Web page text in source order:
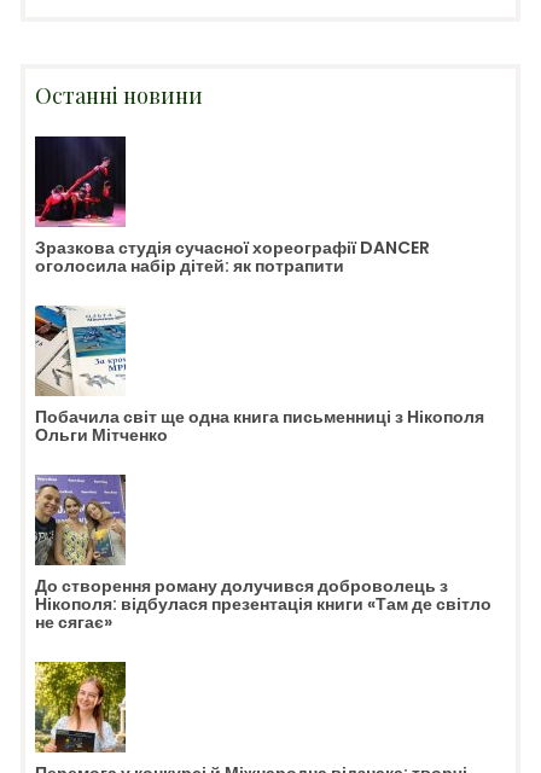
Останні новини
Зразкова студія сучасної хореографії DANCER
оголосила набір дітей: як потрапити
Побачила світ ще одна книга письменниці з Нікополя
Ольги Мітченко
До створення роману долучився доброволець з
Нікополя: відбулася презентація книги «Там де світло
не сягає»